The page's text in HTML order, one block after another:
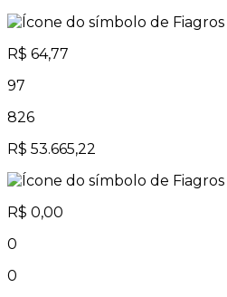
R$ 64,77
97
826
R$ 53.665,22
R$ 0,00
0
0